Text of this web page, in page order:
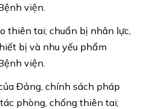
viện.
thiên tai; chuẩn bị nhân lực,
bị và nhu yếu phẩm
viện.
Đảng, chính sách pháp
phòng, chống thiên tai;